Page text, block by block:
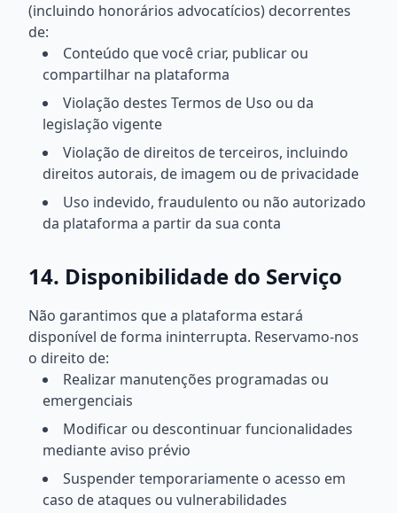
(incluindo honorários advocatícios) decorrentes
de:
Conteúdo que você criar, publicar ou
compartilhar na plataforma
Violação destes Termos de Uso ou da
legislação vigente
Violação de direitos de terceiros, incluindo
direitos autorais, de imagem ou de privacidade
Uso indevido, fraudulento ou não autorizado
da plataforma a partir da sua conta
14. Disponibilidade do Serviço
Não garantimos que a plataforma estará
disponível de forma ininterrupta. Reservamo-nos
o direito de:
Realizar manutenções programadas ou
emergenciais
Modificar ou descontinuar funcionalidades
mediante aviso prévio
Suspender temporariamente o acesso em
caso de ataques ou vulnerabilidades